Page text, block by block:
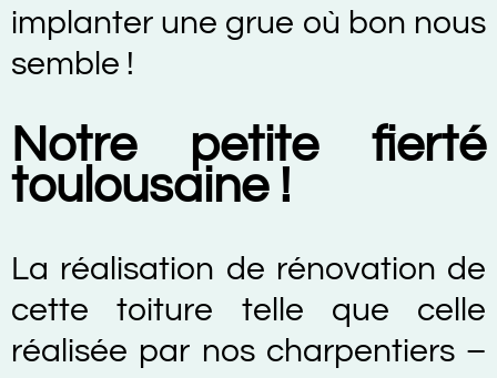
implanter une grue où bon nous
semble !
Notre petite fierté
toulousaine !
La réalisation de rénovation de
cette toiture telle que celle
réalisée par nos charpentiers –